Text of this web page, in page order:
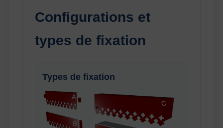
Configurations et
types de fixation
Types de fixation